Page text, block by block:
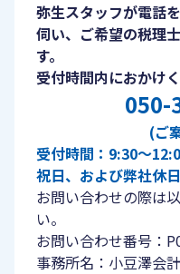
弥生スタッフが電話
伺い、ご希望の税理
す。
受付時間内におかけく
050-
(ご
受付時間：9:30〜
祝日、および弊社休日
お問い合わせの際は
い。
お問い合わせ番号：
事務所名：小豆澤会